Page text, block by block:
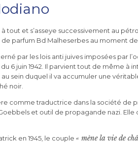
tout et s’asseye successivement au
parfum Bd Malheserbes au moment de
par les lois anti juives imposées par
6 juin 1942. Il parvient tout de même à
sein duquel il va accumuler une
noir.
comme traductrice dans la société de
et outil de propagande nazi. Elle
en 1945, le couple « mène la vie de